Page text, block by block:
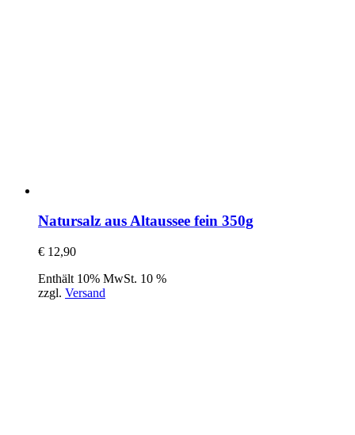
Natursalz aus Altaussee fein 350g
€ 12,90
Enthält 10% MwSt. 10 %
zzgl. Versand